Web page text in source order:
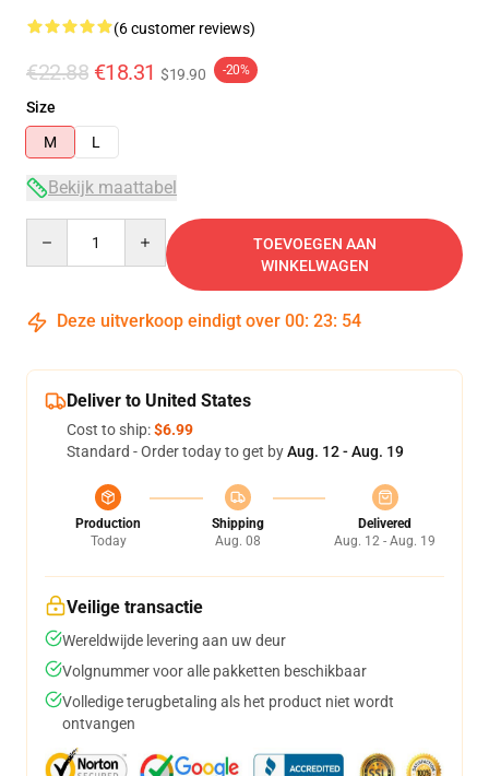
(6 customer reviews)
€22.88 €18.31 $19.90 -20%
Size
M
L
Bekijk maattabel
TOEVOEGEN AAN
WINKELWAGEN
Deze uitverkoop eindigt over 00: 23: 54
Deliver to United States
Cost to ship:$6.99
Standard - Order today to get byAug. 12 - Aug. 19
Production
Today
Shipping
Aug. 08
Delivered
Aug. 12 - Aug. 19
Veilige transactie
Wereldwijde levering aan uw deur
Volgnummer voor alle pakketten beschikbaar
Volledige terugbetaling als het product niet wordt
ontvangen